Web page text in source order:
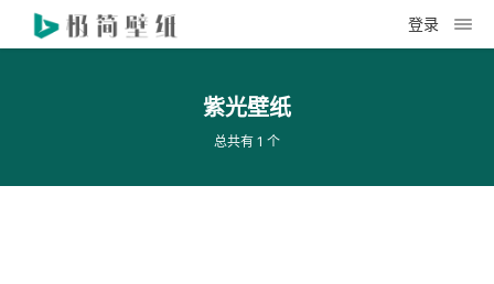
登录
紫光壁纸
总共有 1 个